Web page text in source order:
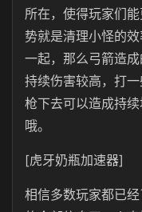
所在，使得玩家们
势就是清理小怪的
一起，那么弓箭造
持续伤害较高，打
枪下去可以造成持
哦。
[虎牙奶瓶加速器]
相信多数玩家都已